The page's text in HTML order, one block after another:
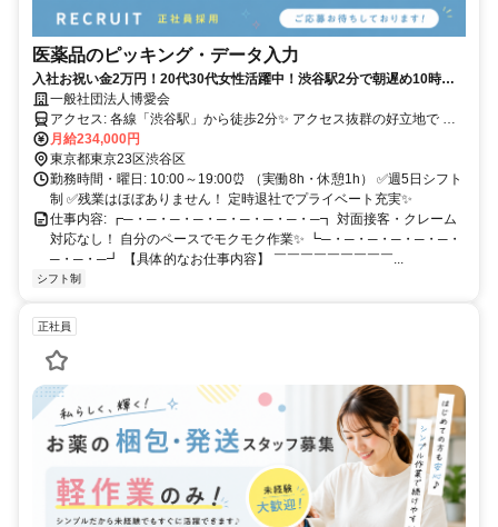
医薬品のピッキング・データ入力
入社お祝い金2万円！20代30代女性活躍中！渋谷駅2分で朝遅め10時始
業！モクモク軽作業✨対面接客なし✨
一般社団法人博愛会
アクセス: 各線「渋谷駅」から徒歩2分✨ アクセス抜群の好立地で 通
勤ストレスも少なめです！
月給234,000円
東京都東京23区渋谷区
勤務時間・曜日: 10:00～19:00⏰ （実働8h・休憩1h） ✅週5日シフト
制 ✅残業はほぼありません！ 定時退社でプライベート充実✨
仕事内容: ┏─・─・─・─・─・─・─・─・─┓ 対面接客・クレーム
対応なし！ 自分のペースでモクモク作業✨ ┗─・─・─・─・─・─・
─・─・─┛ 【具体的なお仕事内容】 ￣￣￣￣￣￣￣￣￣...
シフト制
正社員